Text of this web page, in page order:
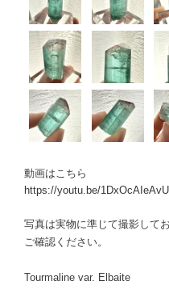
動画はこちら
https://youtu.be/1DxOcAIeAvU
写真は実物に準じて撮影して
ご確認ください。
Tourmaline var. Elbaite